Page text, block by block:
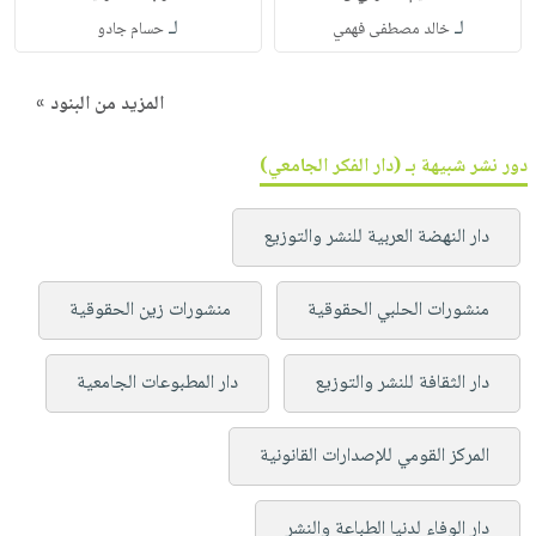
لـخالد مصطفى فهمي لـحسام جادو
المزيد من البنود »
دور نشر شبيهة بـ (دار الفكر الجامعي)
دار النهضة العربية للنشر والتوزيع
منشورات الحلبي الحقوقية منشورات زين الحقوقية
دار الثقافة للنشر والتوزيع دار المطبوعات الجامعية
المركز القومي للإصدارات القانونية
دار الوفاء لدنيا الطباعة والنشر